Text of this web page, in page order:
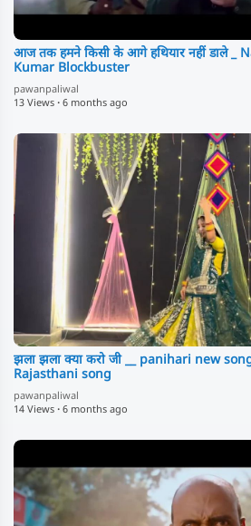
आज तक हमने किसी के आगे हथियार नहीं डाले _
Kumar Blockbuster
pawanpaliwal
13 Views · 6 months ago
झला झला क्या करो जी __ panihari new
Rajasthani song
pawanpaliwal
14 Views · 6 months ago